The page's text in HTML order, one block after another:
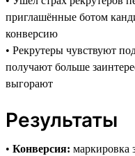
приглашённые ботом
конверсию
• Рекрутеры чувствуют
получают больше
выгорают
Результаты
• Конверсия: маркировка